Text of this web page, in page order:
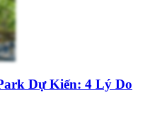
Dự Kiến: 4 Lý Do